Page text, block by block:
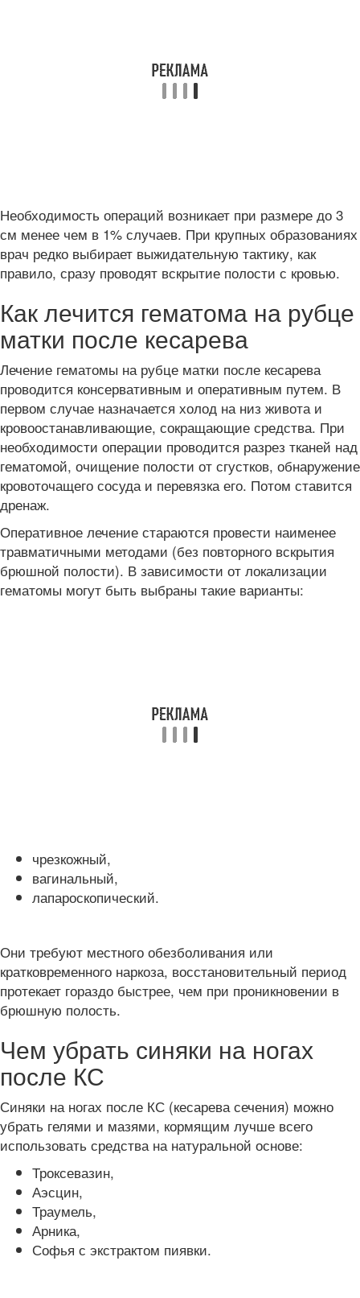
Необходимость операций возникает при размере до 3
см менее чем в 1% случаев. При крупных образованиях
врач редко выбирает выжидательную тактику, как
правило, сразу проводят вскрытие полости с кровью.
Как лечится гематома на рубце
матки после кесарева
Лечение гематомы на рубце матки после кесарева
проводится консервативным и оперативным путем. В
первом случае назначается холод на низ живота и
кровоостанавливающие, сокращающие средства. При
необходимости операции проводится разрез тканей над
гематомой, очищение полости от сгустков, обнаружение
кровоточащего сосуда и перевязка его. Потом ставится
дренаж.
Оперативное лечение стараются провести наименее
травматичными методами (без повторного вскрытия
брюшной полости). В зависимости от локализации
гематомы могут быть выбраны такие варианты:
чрезкожный,
вагинальный,
лапароскопический.
Они требуют местного обезболивания или
кратковременного наркоза, восстановительный период
протекает гораздо быстрее, чем при проникновении в
брюшную полость.
Чем убрать синяки на ногах
после КС
Синяки на ногах после КС (кесарева сечения) можно
убрать гелями и мазями, кормящим лучше всего
использовать средства на натуральной основе:
Троксевазин,
Аэсцин,
Траумель,
Арника,
Софья с экстрактом пиявки.